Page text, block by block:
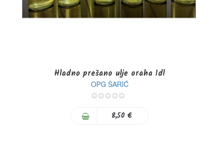
Hladno prešano ulje oraha 1dl
OPG ŠARIĆ
8,50 €